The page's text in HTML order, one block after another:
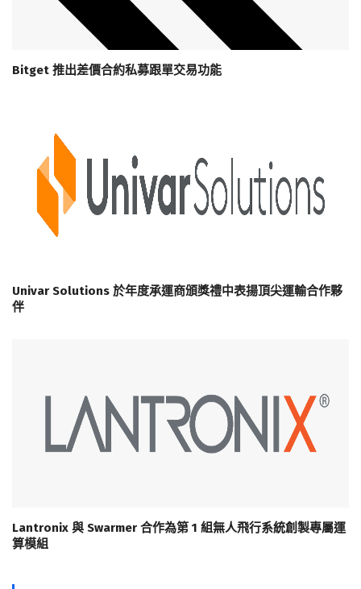
Bitget 推出差價合約私募跟單交易功能
Univar Solutions 於年度承運商頒獎禮中表揚頂尖運輸合作夥
伴
Lantronix 與 Swarmer 合作為第 1 組無人飛行系統創製專屬運
算模組